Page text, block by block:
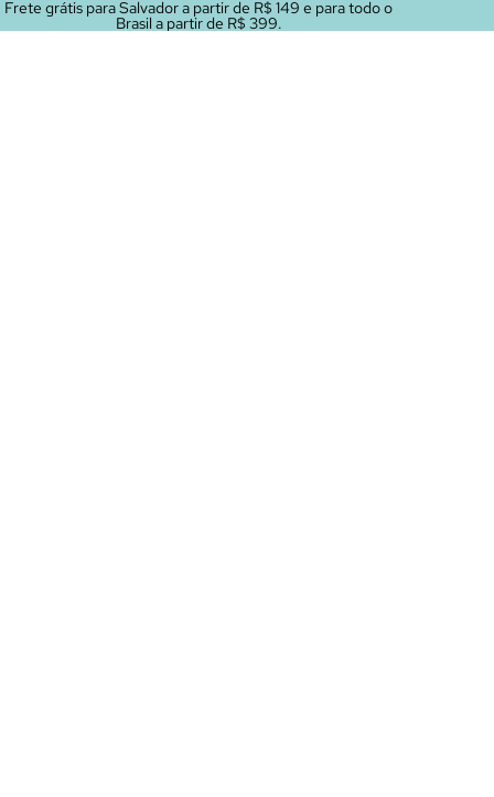
Frete grátis para Salvador a partir de R$ 149 e para todo o
Brasil a partir de R$ 399.